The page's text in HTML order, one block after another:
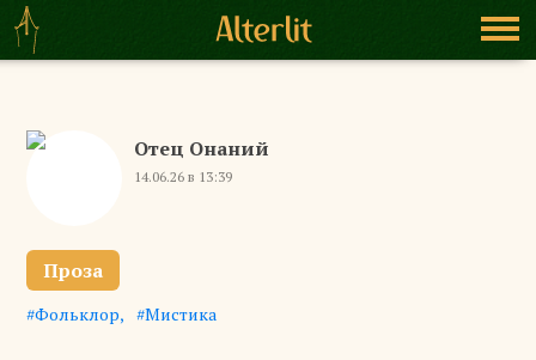
Отец Онаний
14.06.26 в 13:39
Проза
Фольклор Мистика